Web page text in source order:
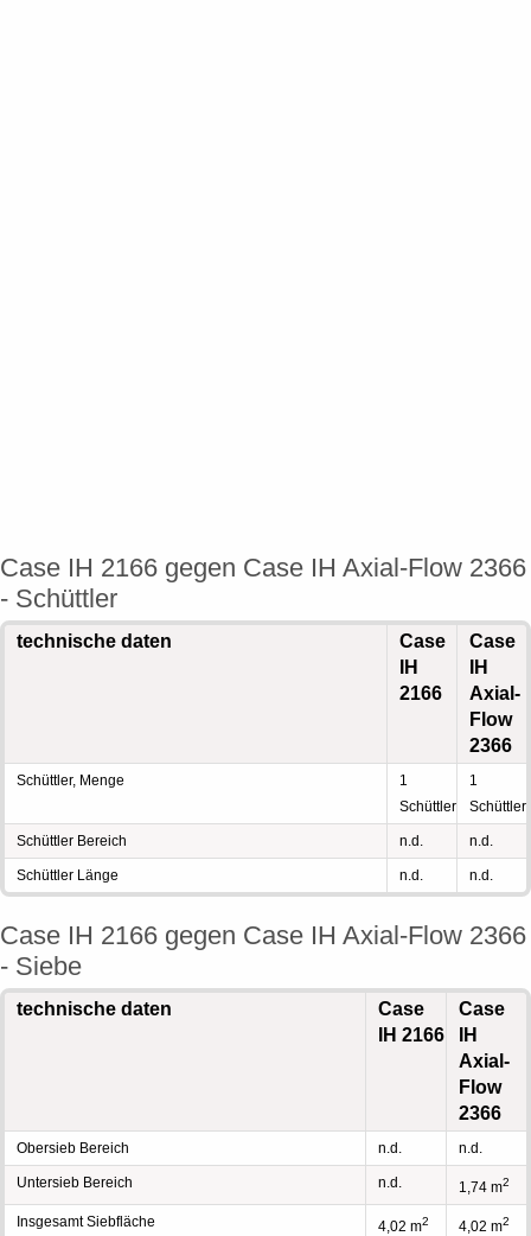
Case IH 2166 gegen Case IH Axial-Flow 2366
- Schüttler
technische daten
Case
IH
2166
Case
IH
Axial-
Flow
2366
Schüttler, Menge
1
Schüttler
1
Schüttler
Schüttler Bereich n.d. n.d.
Schüttler Länge n.d. n.d.
Case IH 2166 gegen Case IH Axial-Flow 2366
- Siebe
technische daten
Case
IH 2166
Case
IH
Axial-
Flow
2366
Obersieb Bereich n.d. n.d.
Untersieb Bereich n.d. 1,74 m2
Insgesamt Siebfläche
4,02 m2 4,02 m2